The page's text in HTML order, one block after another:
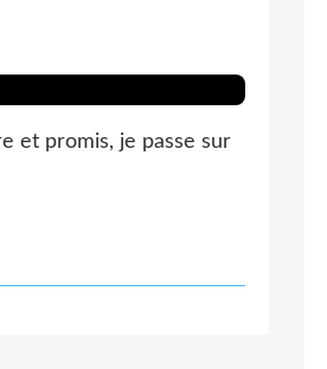
et promis, je passe sur